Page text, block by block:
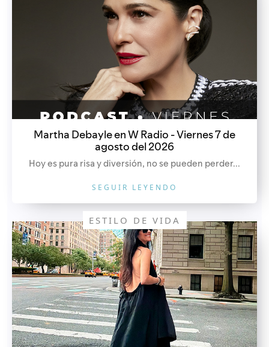
Martha Debayle en W Radio - Viernes 7 de
agosto del 2026
Hoy es pura risa y diversión, no se pueden perder...
SEGUIR LEYENDO
ESTILO DE VIDA